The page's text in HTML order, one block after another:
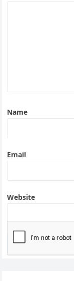
Name
Email
Website